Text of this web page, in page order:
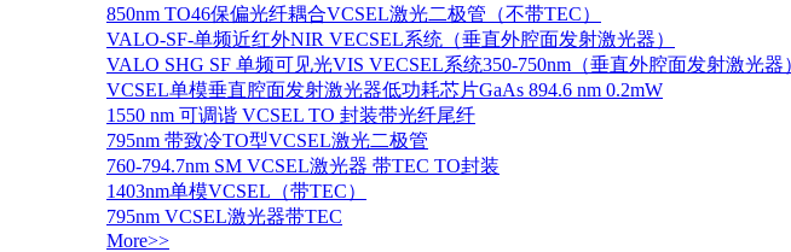
850nm TO46保偏光纤耦合VCSEL激光二极管（不带TEC）
VALO-SF-单频近红外NIR VECSEL系统（垂直外腔面发射激光器）
VALO SHG SF 单频可见光VIS VECSEL系统350-750nm（垂直外腔面发射激光器
VCSEL单模垂直腔面发射激光器低功耗芯片GaAs 894.6 nm 0.2mW
1550 nm 可调谐 VCSEL TO 封装带光纤尾纤
795nm 带致冷TO型VCSEL激光二极管
760-794.7nm SM VCSEL激光器 带TEC TO封装
1403nm单模VCSEL（带TEC）
795nm VCSEL激光器带TEC
More>>